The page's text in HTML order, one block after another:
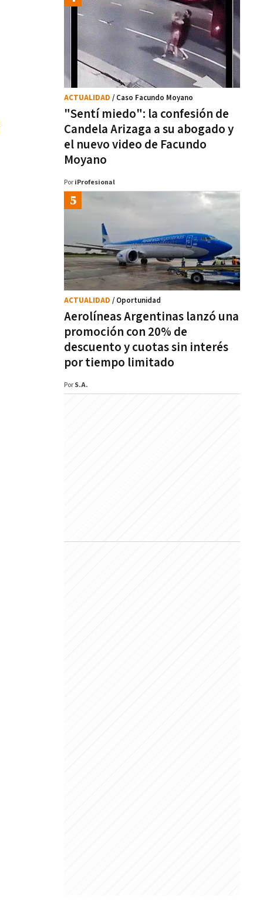
"Sentí miedo": la confesión de
Candela Arizaga a su abogado y
el nuevo video de Facundo
Moyano
ACTUALIDAD / Caso Facundo Moyano
Por iProfesional
Aerolíneas Argentinas lanzó una
promoción con 20% de
descuento y cuotas sin interés
por tiempo limitado
ACTUALIDAD / Oportunidad
Por S.A.